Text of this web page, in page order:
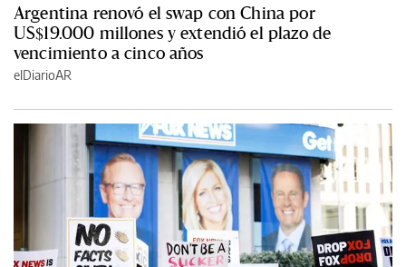
Argentina renovó el swap con China por
US$19.000 millones y extendió el plazo de
vencimiento a cinco años
elDiarioAR